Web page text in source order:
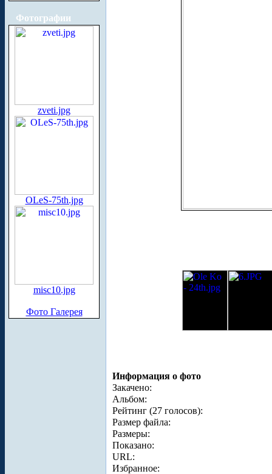
Фотографии
zveti.jpg
OLeS-75th.jpg
misc10.jpg
Фото Галерея
Информация о фото
Закачено:
Альбом:
Рейтинг (27 голосов):
Размер файла:
Размеры:
Показано:
URL:
Избранное: